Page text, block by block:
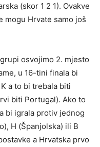
(skor 1 2 1). Ovakve
mogu Hrvate samo još
osvojimo 2. mjesto
u 16-tini finala bi
a to bi trebala biti
biti Portugal). Ako to
bi igrala protiv jednog
H (Španjolska) ili B
a Hrvatska prvo